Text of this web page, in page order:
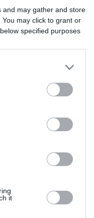
and may gather and store
may click to grant or
specified purposes
it